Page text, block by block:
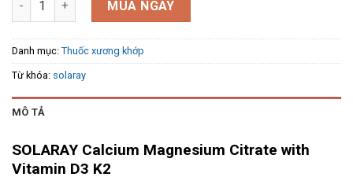
MUA NGAY
Danh mục: Thuốc xương khớp
Từ khóa: solaray
MÔ TẢ
SOLARAY Calcium Magnesium Citrate with
Vitamin D3 K2